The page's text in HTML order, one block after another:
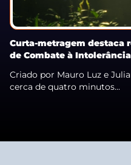
Curta-metragem destaca
de Combate à
Criado por Mauro Luz e
cerca de quatro minutos...